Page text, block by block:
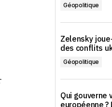
Géopolitique
Zelensky
des conflits
Géopolitique
Qui gouverne
européenne ?